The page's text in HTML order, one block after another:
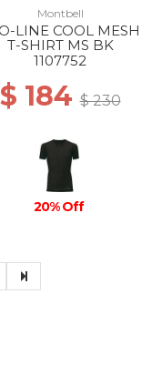
Montbell
LINE COOL MESH
T-SHIRT MS BK
1107752
$ 184$ 230
20% Off